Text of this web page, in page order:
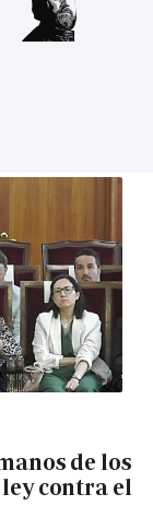
de los
contra el